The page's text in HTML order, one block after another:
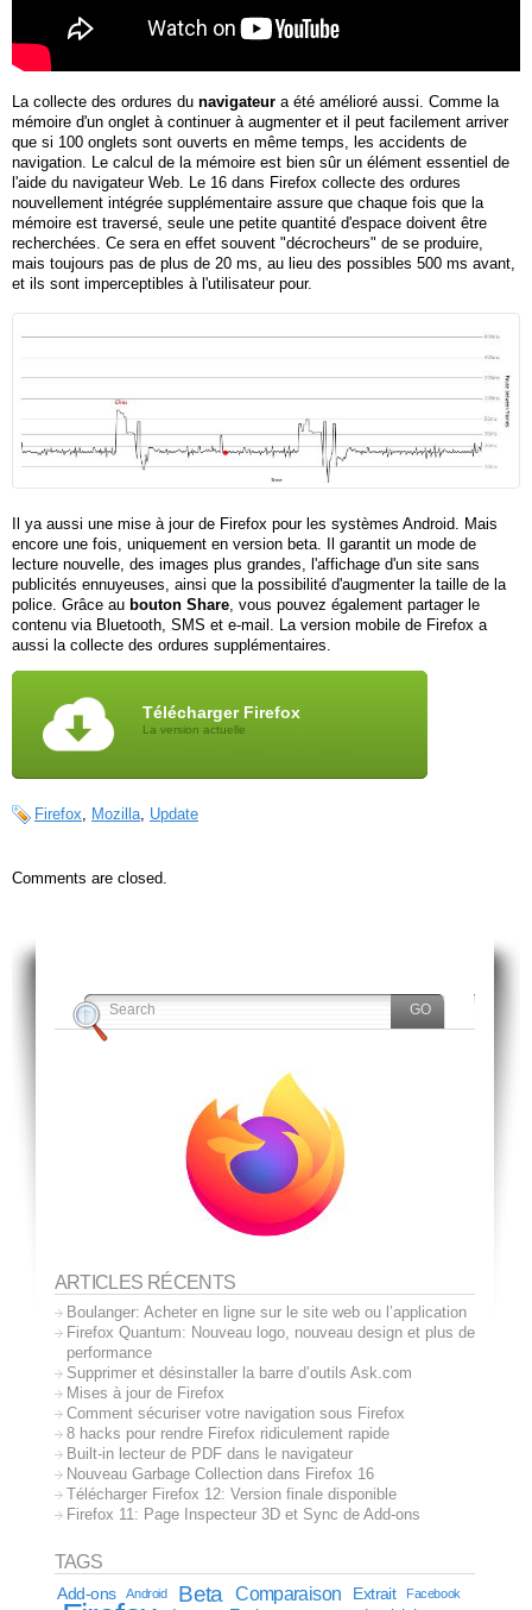
La collecte des ordures du navigateur a été amélioré aussi. Comme la
mémoire d'un onglet à continuer à augmenter et il peut facilement arriver
que si 100 onglets sont ouverts en même temps, les accidents de
navigation. Le calcul de la mémoire est bien sûr un élément essentiel de
l'aide du navigateur Web. Le 16 dans Firefox collecte des ordures
nouvellement intégrée supplémentaire assure que chaque fois que la
mémoire est traversé, seule une petite quantité d'espace doivent être
recherchées. Ce sera en effet souvent "décrocheurs" de se produire,
mais toujours pas de plus de 20 ms, au lieu des possibles 500 ms avant,
et ils sont imperceptibles à l'utilisateur pour.
Il ya aussi une mise à jour de Firefox pour les systèmes Android. Mais
encore une fois, uniquement en version beta. Il garantit un mode de
lecture nouvelle, des images plus grandes, l'affichage d'un site sans
publicités ennuyeuses, ainsi que la possibilité d'augmenter la taille de la
police. Grâce au bouton Share, vous pouvez également partager le
contenu via Bluetooth, SMS et e-mail. La version mobile de Firefox a
aussi la collecte des ordures supplémentaires.
Télécharger Firefox
La version actuelle
Firefox, Mozilla, Update
Comments are closed.
ARTICLES RÉCENTS
Boulanger: Acheter en ligne sur le site web ou l’application
Firefox Quantum: Nouveau logo, nouveau design et plus de
performance
Supprimer et désinstaller la barre d’outils Ask.com
Mises à jour de Firefox
Comment sécuriser votre navigation sous Firefox
8 hacks pour rendre Firefox ridiculement rapide
Built-in lecteur de PDF dans le navigateur
Nouveau Garbage Collection dans Firefox 16
Télécharger Firefox 12: Version finale disponible
Firefox 11: Page Inspecteur 3D et Sync de Add-ons
TAGS
Add-ons Android Beta Comparaison Extrait Facebook